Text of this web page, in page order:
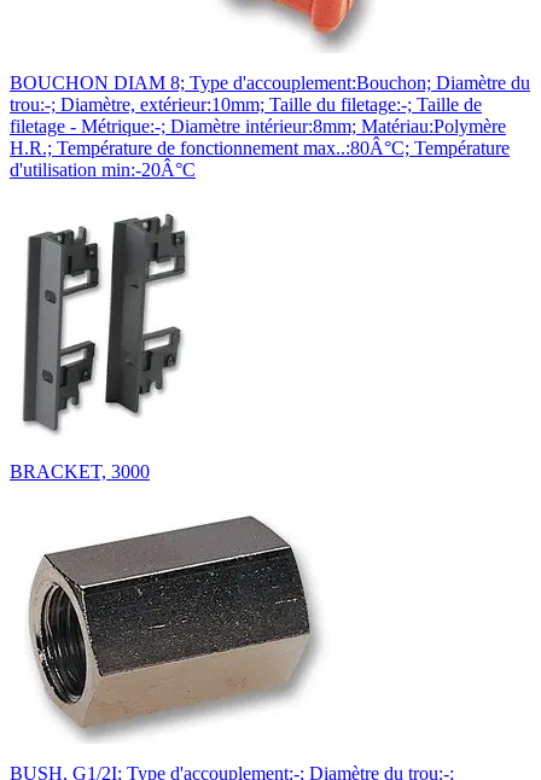
BOUCHON DIAM 8; Type d'accouplement:Bouchon; Diamètre du
trou:-; Diamètre, extérieur:10mm; Taille du filetage:-; Taille de
filetage - Métrique:-; Diamètre intérieur:8mm; Matériau:Polymère
H.R.; Température de fonctionnement max..:80Â°C; Température
d'utilisation min:-20Â°C
BRACKET, 3000
BUSH, G1/2I; Type d'accouplement:-; Diamètre du trou:-;